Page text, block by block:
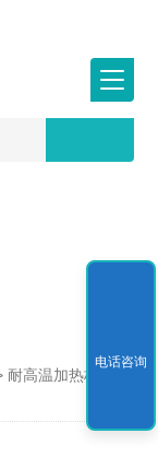
耐高温加热板的应
电话咨询